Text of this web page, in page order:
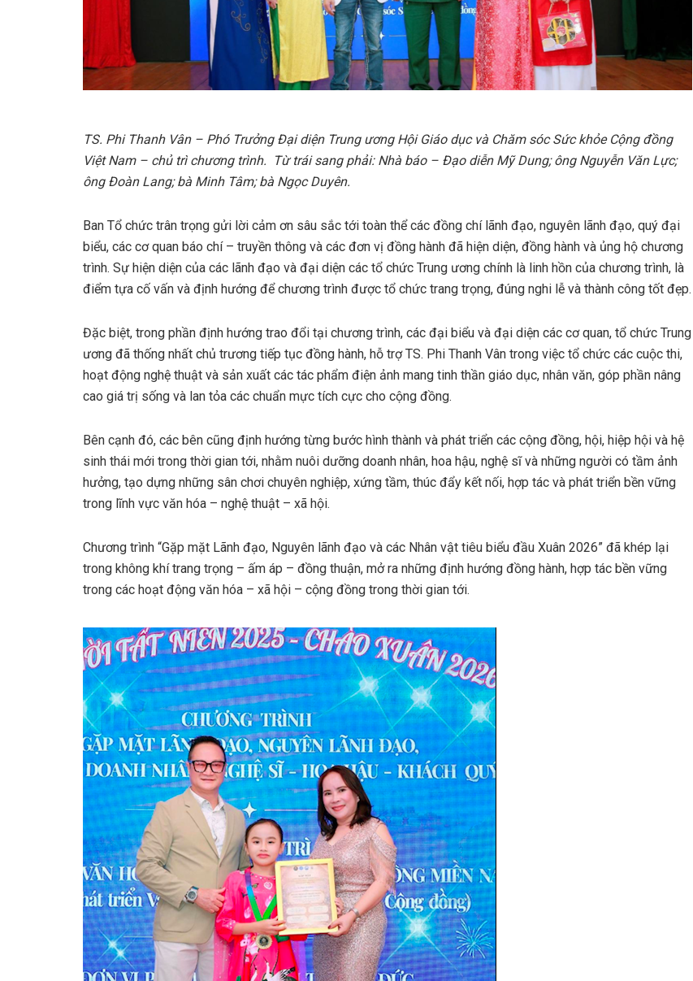
TS. Phi Thanh Vân – Phó Trưởng Đại diện Trung ương Hội Giáo dục và Chăm sóc Sức khỏe Cộng đồng
Việt Nam – chủ trì chương trình.
Từ trái sang phải: Nhà báo – Đạo diễn Mỹ Dung; ông Nguyễn Văn Lực;
ông Đoàn Lang; bà Minh Tâm; bà Ngọc Duyên.
Ban Tổ chức trân trọng gửi lời cảm ơn sâu sắc tới toàn thể các đồng chí lãnh đạo, nguyên lãnh đạo, quý đại
biểu, các cơ quan báo chí – truyền thông và các đơn vị đồng hành đã hiện diện, đồng hành và ủng hộ chương
trình. Sự hiện diện của các lãnh đạo và đại diện các tổ chức Trung ương chính là linh hồn của chương trình, là
điểm tựa cố vấn và định hướng để chương trình được tổ chức trang trọng, đúng nghi lễ và thành công tốt đẹp.
Đặc biệt, trong phần định hướng trao đổi tại chương trình, các đại biểu và đại diện các cơ quan, tổ chức Trung
ương đã thống nhất chủ trương tiếp tục đồng hành, hỗ trợ TS. Phi Thanh Vân trong việc tổ chức các cuộc thi,
hoạt động nghệ thuật và sản xuất các tác phẩm điện ảnh mang tinh thần giáo dục, nhân văn, góp phần nâng
cao giá trị sống và lan tỏa các chuẩn mực tích cực cho cộng đồng.
Bên cạnh đó, các bên cũng định hướng từng bước hình thành và phát triển các cộng đồng, hội, hiệp hội và hệ
sinh thái mới trong thời gian tới, nhằm nuôi dưỡng doanh nhân, hoa hậu, nghệ sĩ và những người có tầm ảnh
hưởng, tạo dựng những sân chơi chuyên nghiệp, xứng tầm, thúc đẩy kết nối, hợp tác và phát triển bền vững
trong lĩnh vực văn hóa – nghệ thuật – xã hội.
Chương trình “Gặp mặt Lãnh đạo, Nguyên lãnh đạo và các Nhân vật tiêu biểu đầu Xuân 2026” đã khép lại
trong không khí trang trọng – ấm áp – đồng thuận, mở ra những định hướng đồng hành, hợp tác bền vững
trong các hoạt động văn hóa – xã hội – cộng đồng trong thời gian tới.